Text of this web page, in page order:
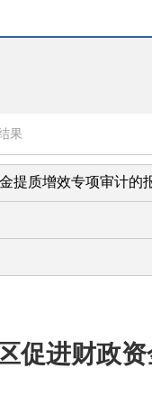
果
提质增效专项审计的
促进财政